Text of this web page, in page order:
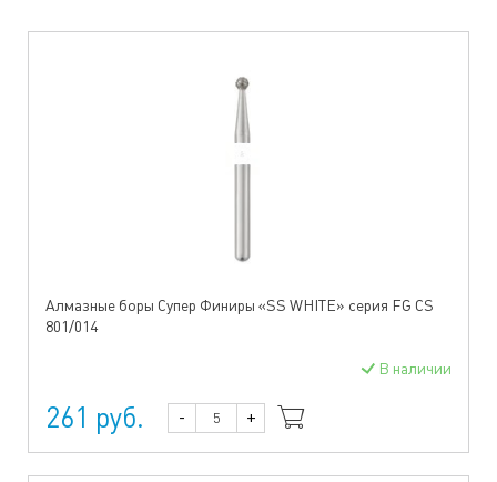
Алмазные боры Супер Финиры «SS WHITE» серия FG CS
801/014
В наличии
261 руб. - +